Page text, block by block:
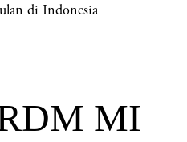
di Indonesia
MI